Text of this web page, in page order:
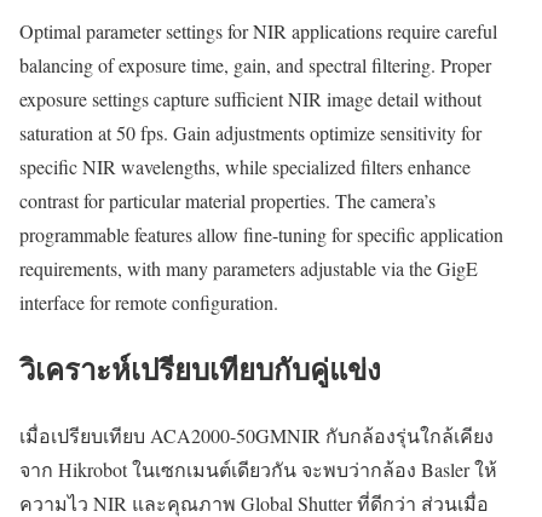
Optimal parameter settings for NIR applications require careful
balancing of exposure time, gain, and spectral filtering. Proper
exposure settings capture sufficient NIR image detail without
saturation at 50 fps. Gain adjustments optimize sensitivity for
specific NIR wavelengths, while specialized filters enhance
contrast for particular material properties. The camera’s
programmable features allow fine-tuning for specific application
requirements, with many parameters adjustable via the GigE
interface for remote configuration.
วิเคราะห์เปรียบเทียบกับคู่แข่ง
เมื่อเปรียบเทียบ ACA2000-50GMNIR กับกล้องรุ่นใกล้เคียง
จาก Hikrobot ในเซกเมนต์เดียวกัน จะพบว่ากล้อง Basler ให้
ความไว NIR และคุณภาพ Global Shutter ที่ดีกว่า ส่วนเมื่อ